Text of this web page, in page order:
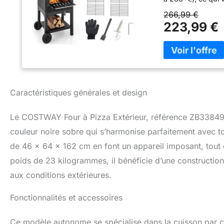
température
extérieur offre un
différents types
burgers et
simplicité. Et il
nettoyage facile.
est le
besoin pour une
à pizza, des
brosse, un
imperméable,
temps de
266,99 €
223,99 €
Caractéristiques générales et design
Le COSTWAY Four à Pizza Extérieur, référence
couleur noire sobre qui s’harmonise parfaitement avec
de 46 x 64 x 162 cm en font un appareil imposant, tout
poids de 23 kilogrammes, il bénéficie d’une
aux conditions extérieures.
Fonctionnalités et accessoires
Ce modèle autonome se spécialise dans la cuisson